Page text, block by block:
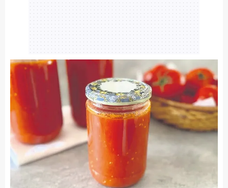
kılınması ve kişiselleştirilmesi ve sizlere yönelik
reklam/pazarlama faaliyetlerinin yapılması, amaçlarıyla
sınırlı olarak açık rızanız dahilinde kullanılacaktır.
Çerezlere ilişkin tercihlerinizi aşağıda yer alan panel
vasıtasıyla belirleyebilirsiniz. Çerezlere ilişkin detaylı bilgi
için Ayarlar butonuna tıklayabilir,Çerez Bilgilendirme
Metnimizi
ziyaret edebilirsiniz.
6698 sayılı Kişisel Verilerin Korunması Kanunu uyarınca
hazırlanmış Aydınlatma Metnimizi okumak ve sitemizde
ilgili mevzuata uygun olarak kullanılan çerezlerle ilgili bilgi
almak için lütfentıklayınız